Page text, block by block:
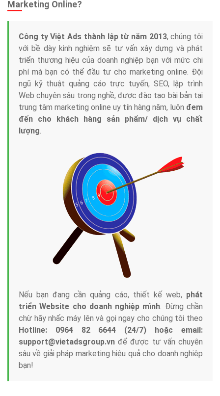
Tại sao chọn công ty Việt Ads làm đối tác
Marketing Online?
Công ty Việt Ads thành lập từ năm 2013
với bề dày kinh nghiệm sẽ tư vấn xây dựng và phát
triển thương hiệu của doanh nghiệp bạn với mức chi
phí mà bạn có thể đầu tư cho marketing online. Đội
ngũ kỹ thuật quảng cáo trực tuyến, SEO, lập trình
Web chuyên sâu trong nghề, được đào tạo bài bản tại
trung tâm marketing online uy tín hàng năm, luôn đem
đến cho khách hàng sản phẩm/ dịch vụ chất
lượng.